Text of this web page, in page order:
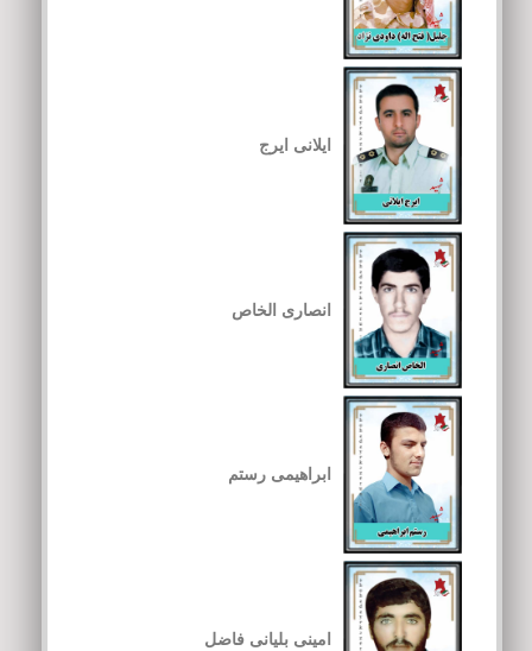
ایلانی ایرج
انصاری الخاص
ابراهیمی رستم
امینی بلیانی فاضل